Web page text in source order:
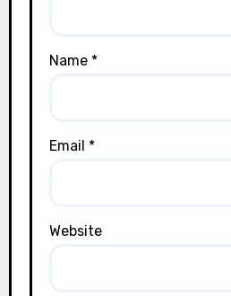
Name *
Email *
Website